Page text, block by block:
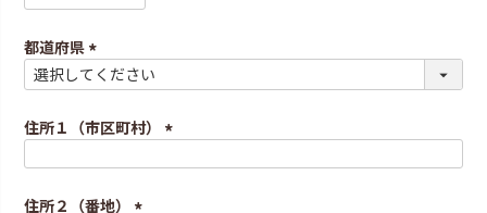
須
)
都道府県
(
須
)
住所１（市区町村）
住所２（番地）